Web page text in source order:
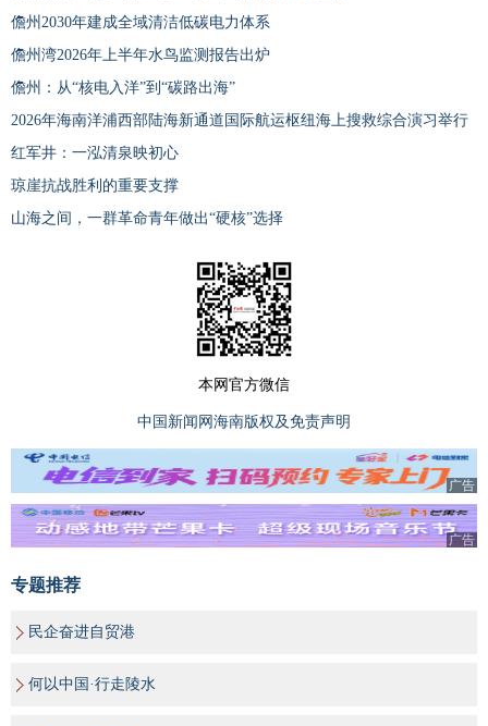
儋州2030年建成全域清洁低碳电力体系
儋州湾2026年上半年水鸟监测报告出炉
儋州：从“核电入洋”到“碳路出海”
2026年海南洋浦西部陆海新通道国际航运枢纽海上搜救综合演习举行
红军井：一泓清泉映初心
琼崖抗战胜利的重要支撑
山海之间，一群革命青年做出“硬核”选择
本网官方微信
中国新闻网海南版权及免责声明
广告
广告
专题推荐
民企奋进自贸港
何以中国·行走陵水